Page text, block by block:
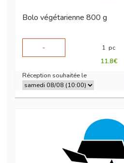
Bolo végétarienne 800 g
-
1 pc
11.8€
Réception souhaitée le